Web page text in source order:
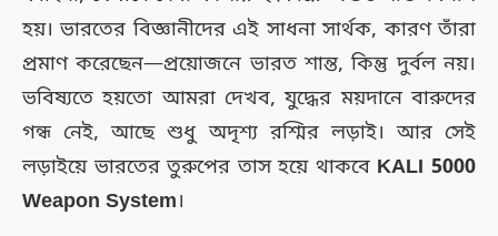
হয়। ভারতের বিজ্ঞানীদের এই সাধনা সার্থক, কারণ তাঁরা
প্রমাণ করেছেন—প্রয়োজনে ভারত শান্ত, কিন্তু দুর্বল নয়।
ভবিষ্যতে হয়তো আমরা দেখব, যুদ্ধের ময়দানে বারুদের
গন্ধ নেই, আছে শুধু অদৃশ্য রশ্মির লড়াই। আর সেই
লড়াইয়ে ভারতের তুরুপের তাস হয়ে থাকবে KALI 5000
Weapon System।